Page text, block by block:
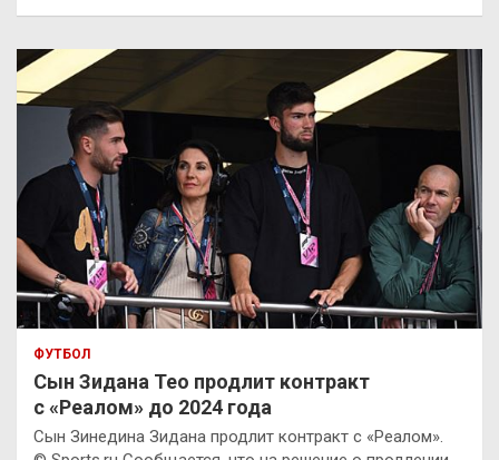
ФУТБОЛ
Сын Зидана Тео продлит контракт
с «Реалом» до 2024 года
Сын Зинедина Зидана продлит контракт с «Реалом».